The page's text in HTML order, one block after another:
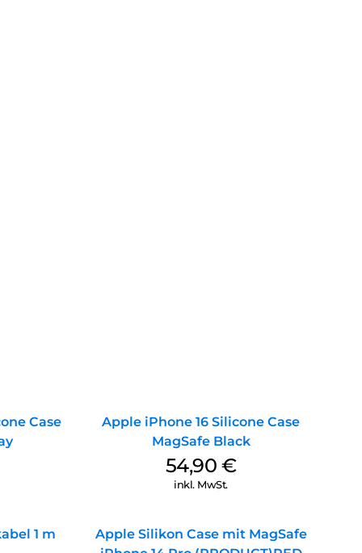
Case
Apple iPhone 16 Silicone Case
MagSafe Black
54,90 €
inkl. MwSt.
1 m
Apple Silikon Case mit MagSafe